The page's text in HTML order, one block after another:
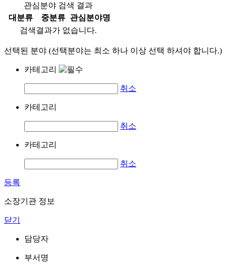
관심분야 검색 결과
대분류
중분류
관심분야명
검색결과가 없습니다.
선택된 분야 (선택분야는 최소 하나 이상 선택 하셔야 합니다.)
카테고리
취소
카테고리
취소
카테고리
취소
등록
소장기관 정보
닫기
담당자
부서명